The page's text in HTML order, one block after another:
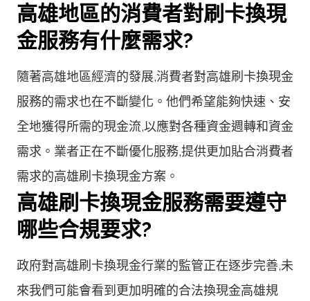
高雄地區的消費者對刷卡換現
金服務有什麼需求?
隨著高雄地區經濟的發展,消費者對高雄刷卡換現金
服務的需求也在不斷變化。他們希望能夠快速、安
全地獲得所需的現金流,以應對各種資金週轉和資金
需求。業者正在不斷優化服務,提供更加貼合消費者
需求的高雄刷卡換現金方案。
高雄刷卡換現金服務需要遵守
哪些合規要求?
政府對高雄刷卡換現金行業的監管正在逐步完善,未
來我們可能會看到更加明確的合法換現金高雄規